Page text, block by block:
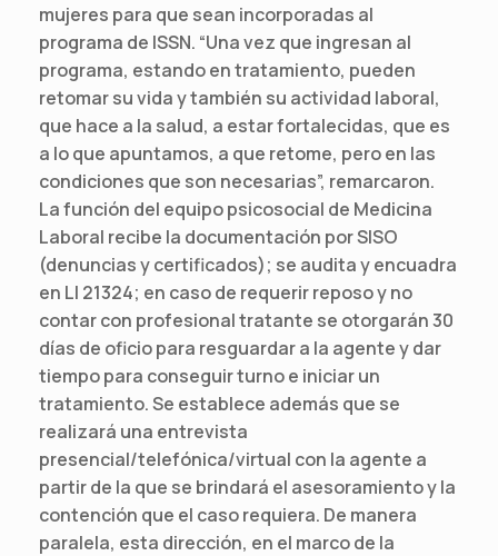
mujeres para que sean incorporadas al
programa de ISSN. “Una vez que ingresan al
programa, estando en tratamiento, pueden
retomar su vida y también su actividad laboral,
que hace a la salud, a estar fortalecidas, que es
a lo que apuntamos, a que retome, pero en las
condiciones que son necesarias”, remarcaron.
La función del equipo psicosocial de Medicina
Laboral recibe la documentación por SISO
(denuncias y certificados); se audita y encuadra
en LI 21324; en caso de requerir reposo y no
contar con profesional tratante se otorgarán 30
días de oficio para resguardar a la agente y dar
tiempo para conseguir turno e iniciar un
tratamiento. Se establece además que se
realizará una entrevista
presencial/telefónica/virtual con la agente a
partir de la que se brindará el asesoramiento y la
contención que el caso requiera. De manera
paralela, esta dirección, en el marco de la